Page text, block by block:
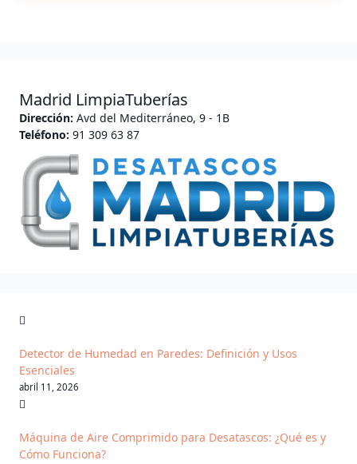
Madrid LimpiaTuberías
Dirección: Avd del Mediterráneo, 9 - 1B
Teléfono: 91 309 63 87
Detector de Humedad en Paredes: Definición y Usos
Esenciales
abril 11, 2026
Máquina de Aire Comprimido para Desatascos: ¿Qué es y
Cómo Funciona?